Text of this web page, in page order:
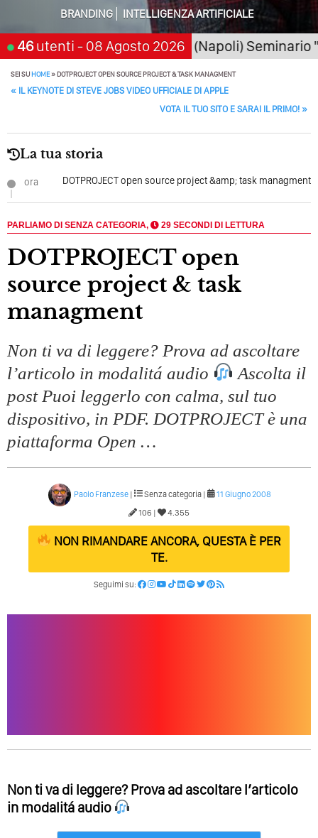
Della Motivazione…
Quando L’amore Diventa Speranza: Il Quarto Memorial
Carmine Franzese
Come Scrivere Un Articolo Per Il Blog? Uno Che
Leggeranno Davvero
Della Vecchia SEO
Come Cambieranno I Social Media? Siamo Nell’era Degli
Algoritmi Predittivi
Quale Sarà Il Futuro Della Tua Azienda? Lo Decidi
Adesso Con I Social Media, L’AI E I Contenuti…
Perché Pubblicare Non Basta Più? Contenuti Di Valore O
Solo Rumore…
Perché Non Guadagni Sui Social Media? Probabilmente
Tutto Peggiorerà
Caso Delle Braccia Incrociate
Come Promuoversi Nel Wedding? Il Mio Intervento Per
L’Accademia Del Wedding
BRANDING
INTELLIGENZA ARTIFICIALE
46utenti - 08 Agosto 2026
San Giorgio a Cremano (Napoli) Seminario
SEI SUHOME»DOTPROJECT OPEN SOURCE PROJECT & TASK MANAGMENT
POST NAVIGATION
« IL KEYNOTE DI STEVE JOBS VIDEO UFFICIALE DI APPLE
VOTA IL TUO SITO E SARAI IL PRIMO! »
La tua storia
ora DOTPROJECT open source project &amp; task managment
PARLIAMO DI SENZA CATEGORIA, 29 SECONDI DI LETTURA
DOTPROJECT open
source project & task
managment
Non ti va di leggere? Prova ad ascoltare
l’articolo in modalitá audio
Ascolta il
post Puoi leggerlo con calma, sul tuo
dispositivo, in PDF. DOTPROJECT è una
piattaforma Open …
Paolo Franzese | Senza categoria |
11 Giugno 2008
106 |
4.355
NON RIMANDARE ANCORA, QUESTA È PER
TE.
Seguimi su:
Non ti va di leggere? Prova ad ascoltare l’articolo
in modalitá audio